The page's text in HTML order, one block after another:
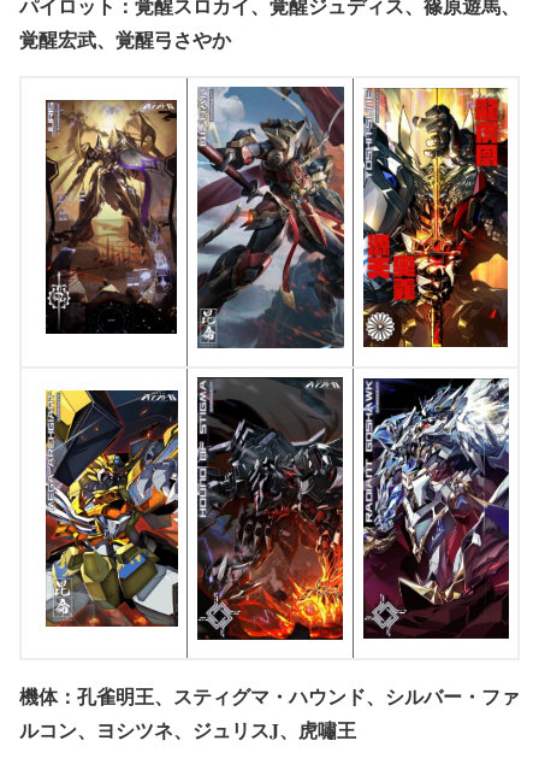
覚醒宏武、覚醒弓さやか
機体：孔雀明王、スティグマ・ハウンド、シルバー・ファ
ルコン、ヨシツネ、ジュリスJ、虎嘯王